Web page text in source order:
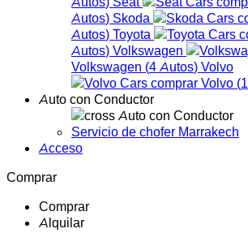
Autos) Skoda
Autos) Toyota
Autos) Volkswagen
Volkswagen (4 Autos) Volvo
Volvo (1
Auto con Conductor
Auto con Conductor
Servicio de chofer Marrakech
Acceso
Comprar
Comprar
Alquilar